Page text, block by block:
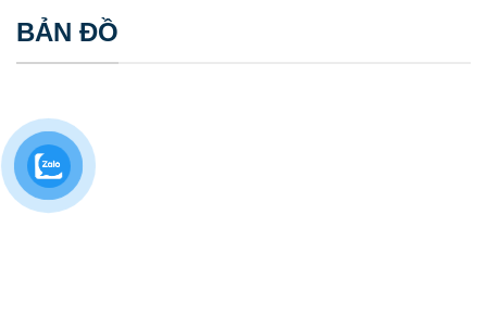
BẢN ĐỒ